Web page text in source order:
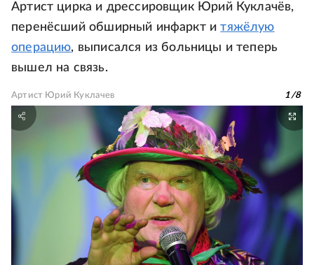
Артист цирка и дрессировщик Юрий Куклачёв,
перенёсший обширный инфаркт итяжёлую
операцию, выписался из больницы и теперь
вышел на связь.
Артист Юрий Куклачев 1/8